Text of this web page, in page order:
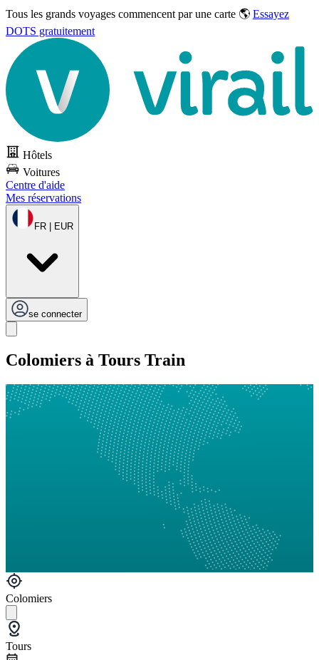
Tous les grands voyages commencent par une carte 🌎 Essayez
DOTS gratuitement
Hôtels
Voitures
Centre d'aide
Mes réservations
FR | EUR
se connecter
Colomiers à Tours Train
Colomiers
Tours